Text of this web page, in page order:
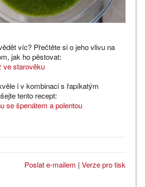
víc? Přečtěte si o jeho vlivu na
jak ho pěstovat:
ve starověku
i v kombinaci s řapíkatým
tento recept:
se špenátem a polentou
Poslat e-mailem | Verze pro tisk